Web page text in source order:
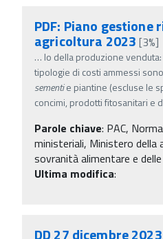
PDF: Piano gestione
agricoltura 2023 [3%]
… lo della produzione venduta:
tipologie di costi ammessi
sementie piantine (escluse le
concimi, prodotti fitosanitari e
Parole chiave: PAC,
ministeriali, Ministero della
sovranità alimentare e
Ultima modifica:
DD 27 dicembre